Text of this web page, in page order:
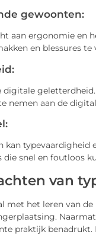
gewoonten:
aan ergonomie en
en blessures te
digitale
nemen aan de
kan
snel en foutloos
van
met het leren van
praktijk